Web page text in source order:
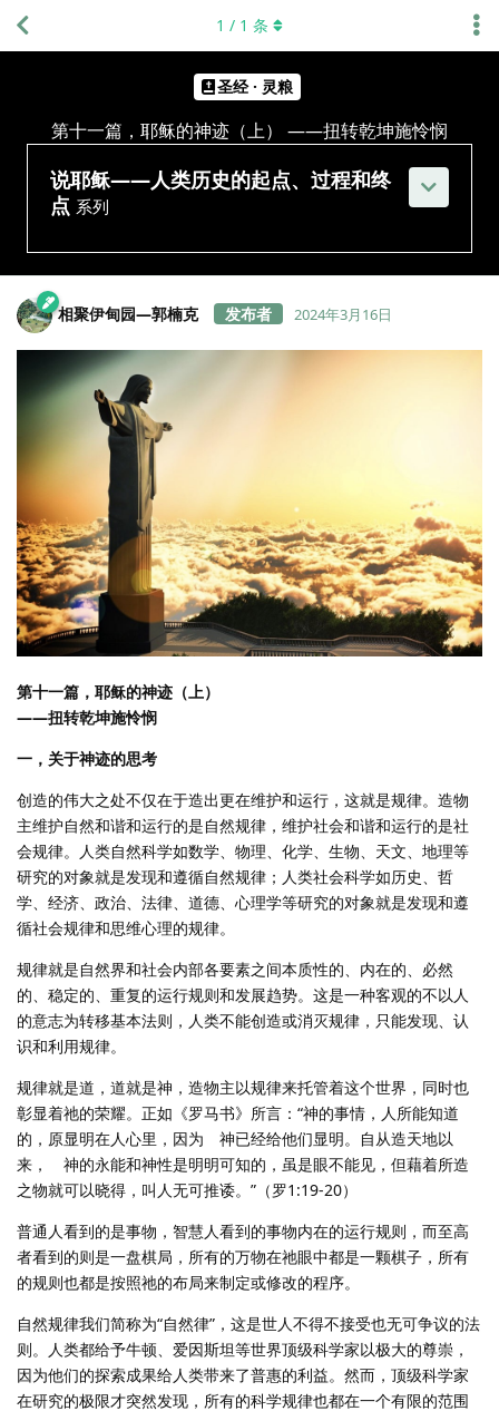
圣经 · 灵粮
第十一篇，耶稣的神迹（上） ——扭转乾坤施怜悯
说耶稣——人类历史的起点、过程和终
点 系列
1 / 1 条
相聚伊甸园—郭楠克 2024年3月16日
第十一篇，耶稣的神迹（上）
——扭转乾坤施怜悯
一，关于神迹的思考
创造的伟大之处不仅在于造出更在维护和运行，这就是规律。造物
主维护自然和谐和运行的是自然规律，维护社会和谐和运行的是社
会规律。人类自然科学如数学、物理、化学、生物、天文、地理等
研究的对象就是发现和遵循自然规律；人类社会科学如历史、哲
学、经济、政治、法律、道德、心理学等研究的对象就是发现和遵
循社会规律和思维心理的规律。
规律就是自然界和社会内部各要素之间本质性的、内在的、必然
的、稳定的、重复的运行规则和发展趋势。这是一种客观的不以人
的意志为转移基本法则，人类不能创造或消灭规律，只能发现、认
识和利用规律。
规律就是道，道就是神，造物主以规律来托管着这个世界，同时也
彰显着祂的荣耀。正如《罗马书》所言：“神的事情，人所能知道
的，原显明在人心里，因为 神已经给他们显明。自从造天地以
来， 神的永能和神性是明明可知的，虽是眼不能见，但藉着所造
之物就可以晓得，叫人无可推诿。”（罗1:19-20）
普通人看到的是事物，智慧人看到的事物内在的运行规则，而至高
者看到的则是一盘棋局，所有的万物在祂眼中都是一颗棋子，所有
的规则也都是按照祂的布局来制定或修改的程序。
自然规律我们简称为“自然律”，这是世人不得不接受也无可争议的法
则。人类都给予牛顿、爱因斯坦等世界顶级科学家以极大的尊崇，
因为他们的探索成果给人类带来了普惠的利益。然而，顶级科学家
在研究的极限才突然发现，所有的科学规律也都在一个有限的范围